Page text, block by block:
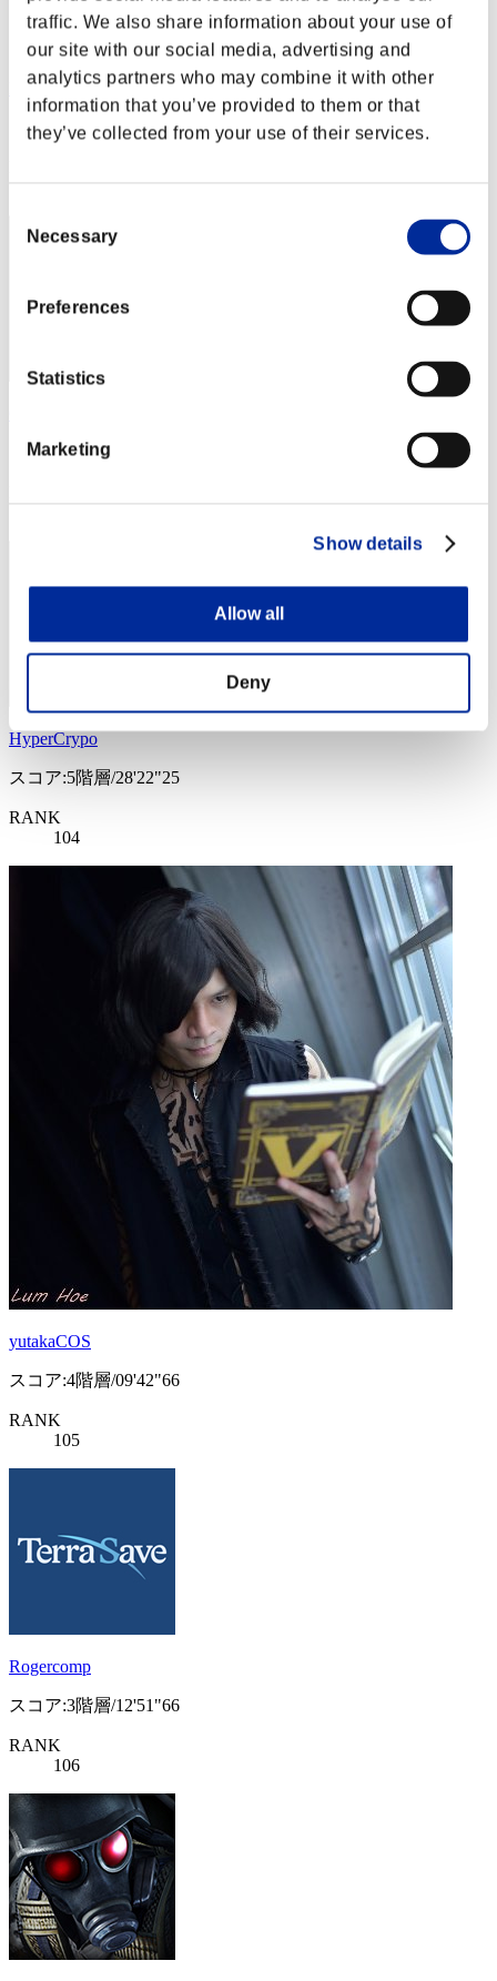
traffic. We also share information about your use of
our site with our social media, advertising and
analytics partners who may combine it with other
information that you’ve provided to them or that
they’ve collected from your use of their services.
Selection
Necessary
Preferences
Statistics
Marketing
Show details
Allow all
Deny
MrTameyto
スコア:6階層/28'53"00
102
スコア:5階層/13'10"27
HyperCrypo
スコア:5階層/28'22"25
RANK
104
yutakaCOS
スコア:4階層/09'42"66
RANK
105
Rogercomp
スコア:3階層/12'51"66
RANK
106